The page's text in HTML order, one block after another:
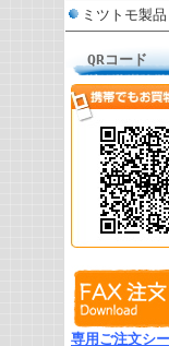
ミツトモ製品
QRコード
専用ご注文シ